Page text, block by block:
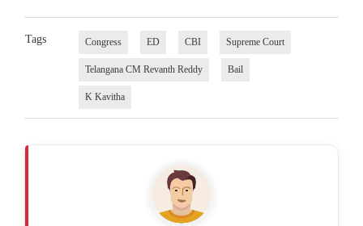
Tags Congress ED CBI Supreme Court
Telangana CM Revanth Reddy Bail
K Kavitha